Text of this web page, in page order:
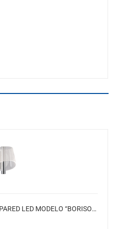
[OP-7195-15CH] APLIQUE DE PARED LED MODELO “BORISOV” ● Color: Cromado